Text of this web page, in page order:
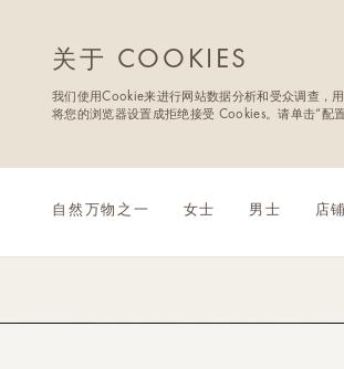
自然万物之一 女士 男士 店铺
关于 COOKIES
我们使用Cookie来进行网站数据分析和受众调查，
将您的浏览器设置成拒绝接受 Cookies。请单击“配